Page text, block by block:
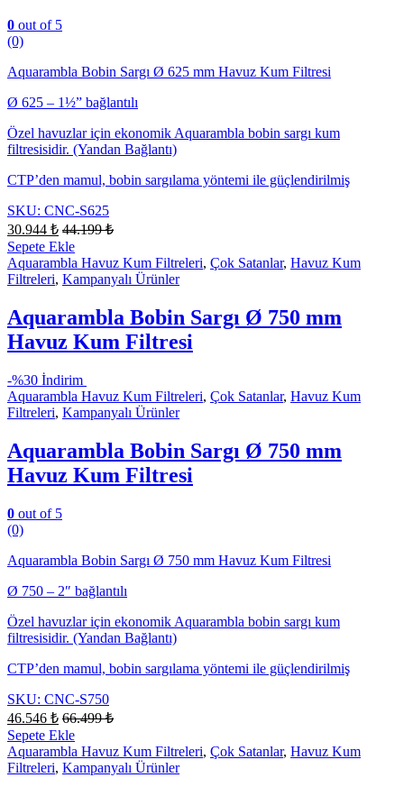
0 out of 5
(0)
Aquarambla Bobin Sargı Ø 625 mm Havuz Kum Filtresi
Ø 625 – 1½” bağlantılı
Özel havuzlar için ekonomik Aquarambla bobin sargı kum
filtresisidir. (Yandan Bağlantı)
CTP’den mamul, bobin sargılama yöntemi ile güçlendirilmiş
SKU: CNC-S625
30.944 ₺ 44.199₺
Sepete Ekle
Aquarambla Havuz Kum Filtreleri, Çok Satanlar, Havuz Kum
Filtreleri, Kampanyalı Ürünler
Aquarambla Bobin Sargı Ø 750 mm
Havuz Kum Filtresi
-%30 İndirim
Aquarambla Havuz Kum Filtreleri, Çok Satanlar, Havuz Kum
Filtreleri, Kampanyalı Ürünler
Aquarambla Bobin Sargı Ø 750 mm
Havuz Kum Filtresi
0 out of 5
(0)
Aquarambla Bobin Sargı Ø 750 mm Havuz Kum Filtresi
Ø 750 – 2″ bağlantılı
Özel havuzlar için ekonomik Aquarambla bobin sargı kum
filtresisidir. (Yandan Bağlantı)
CTP’den mamul, bobin sargılama yöntemi ile güçlendirilmiş
SKU: CNC-S750
46.546 ₺ 66.499₺
Sepete Ekle
Aquarambla Havuz Kum Filtreleri, Çok Satanlar, Havuz Kum
Filtreleri, Kampanyalı Ürünler